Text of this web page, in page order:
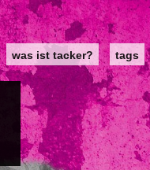
was ist tacker? tags